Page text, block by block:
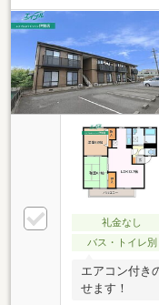
礼金なし
バス・トイレ別
エアコン付き
せます！